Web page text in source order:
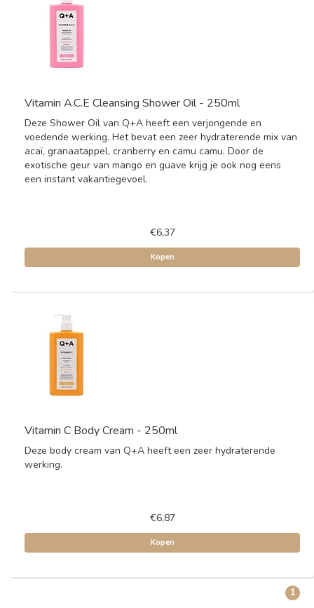
Vitamin A.C.E Cleansing Shower Oil - 250ml
Deze Shower Oil van Q+A heeft een verjongende en
voedende werking. Het bevat een zeer hydraterende mix van
acaï, granaatappel, cranberry en camu camu. Door de
exotische geur van mango en guave krijg je ook nog eens
een instant vakantiegevoel.
€6,37
Kopen
Vitamin C Body Cream - 250ml
Deze body cream van Q+A heeft een zeer hydraterende
werking.
€6,87
Kopen
1